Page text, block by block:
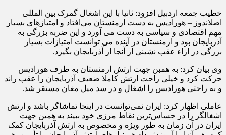
خطیب جمعه اردبیل افزود: ثانیا با این اشغال گمرک بین المللی
اصلاندوز – هورادیس به دست ارمنستان می‌افتاد و امتیازهای بسیار
مهم اقتصادی و سیاسی به دست می آورد و این ضربه بزرگی به
آذربایجان بود و ارمنستان در آینده می توانست امتیازات بسیار
بزرگی در ازاء عقب نشینی از آنجا از آذربایجان بگیرد.
وی بیان کرد: به همبن جهت ارتش ارمنستان به طرف هورادیس
حرکت کرد و خیلی راحت ارتش کاملا ضعیف آذربایجان را عقب راند
و به راحتی هورادیس را اشغال و در سد میل مغان مستقر شد.
عاملی اظهار کرد: ایران نمی‌توانست در اینجا تماشاگر باشد و ارتش
اشغالگر را در حساس‌ترین نقاط مرزی خود ببیند به همین جهت
ایران در آن زمان به طور ویژه و مخصوص به ارتش آذربایجان کمک